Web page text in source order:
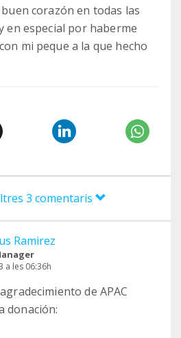
corazón en todas las
en especial por haberme
mi peque a la que hecho
3 comentaris
Ramirez
a les 06:36h
de APAC
donación: